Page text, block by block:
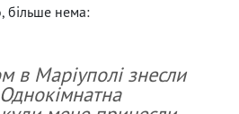
більше нема:
в Маріуполі знесли